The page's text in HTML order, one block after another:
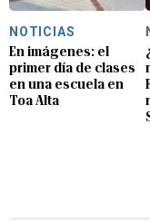
NOTICIAS
En imágenes: el
primer día de clases
en una escuela en
Toa Alta